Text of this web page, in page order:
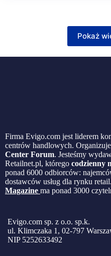
Pokaż
Firma Evigo.com jest liderem
centrów handlowych.
Center Forum. Jesteśmy
Retailnet.pl, którego codzienny
ponad 6000 odbiorców:
dostawców usług dla rynku
Magazine ma ponad 3000
Evigo.com sp. z o.o. sp.k.
ul. Klimczaka 1, 02-797
NIP 5252633492